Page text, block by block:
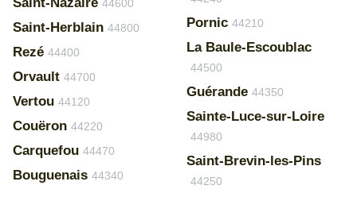
44600
Saint-Herblain 44800
Rezé 44400
Orvault 44700
Vertou 44120
Couëron 44220
Carquefou 44470
Bouguenais 44340
Pornic 44210
La Baule-Escoublac
44500
Guérande 44350
Sainte-Luce-sur-Loire
44980
Saint-Brevin-les-Pins
44250